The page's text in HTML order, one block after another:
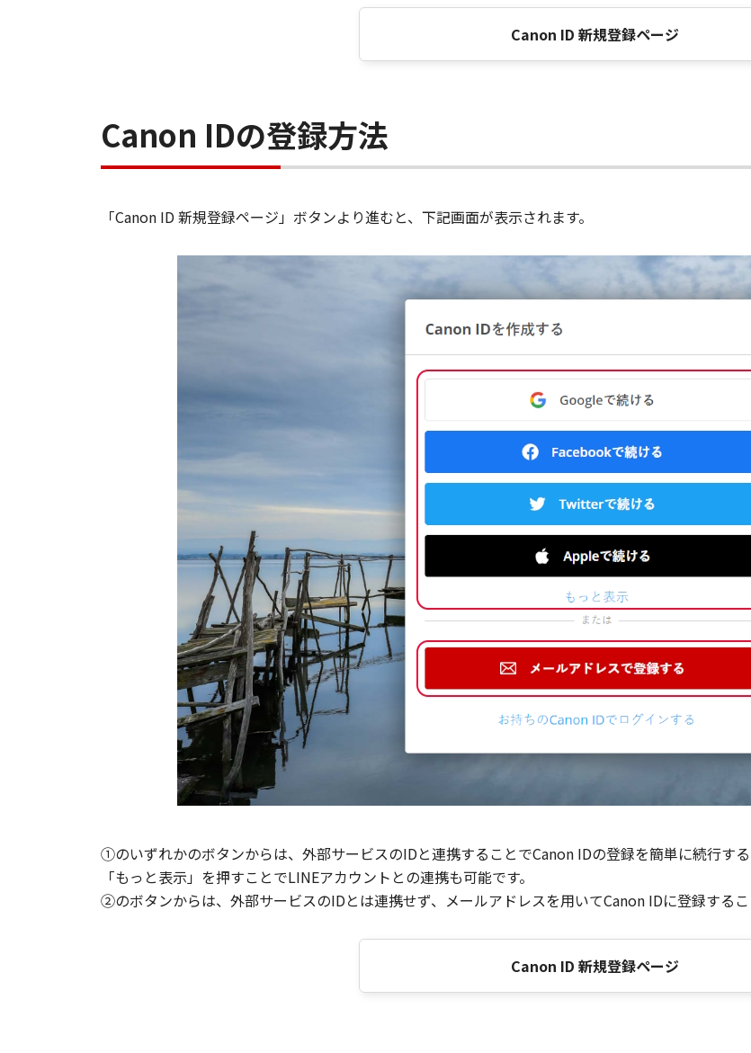
Canon ID 新規登録ページ
Canon IDの登録方法
「Canon ID 新規登録ページ」ボタンより進むと、下記画面が表示されます。
①のいずれかのボタンからは、外部サービスのIDと連携することでCanon IDの登録を簡単に続行する
「もっと表示」を押すことでLINEアカウントとの連携も可能です。
②のボタンからは、外部サービスのIDとは連携せず、メールアドレスを用いてCanon IDに登録するこ
Canon ID 新規登録ページ